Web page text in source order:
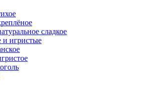
сладкое
игристые